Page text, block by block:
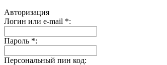
Авторизация
Логин или e-mail *:
Пароль *:
Персональный пин код: